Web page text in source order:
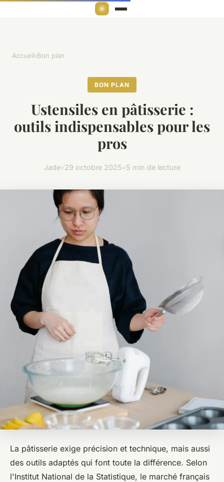
Accueil›Bon plan
BON PLAN
Ustensiles en pâtisserie :
outils indispensables pour les
pros
Jade•29 octobre 2025•5 min de lecture
La pâtisserie exige précision et technique, mais aussi
des outils adaptés qui font toute la différence. Selon
l'Institut National de la Statistique, le marché français